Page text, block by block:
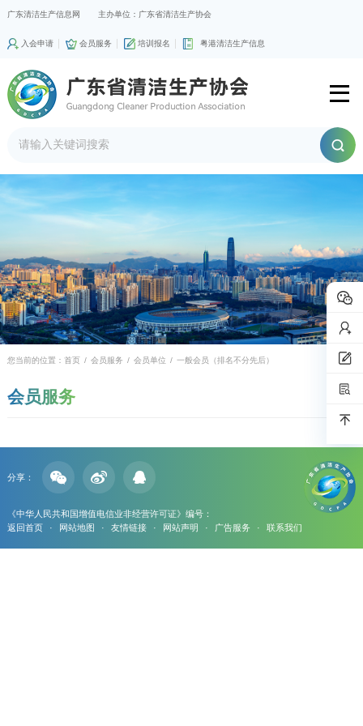
广东清洁生产信息网 主办单位：广东省清洁生产协会
入会申请 会员服务 培训报名 粤港清洁生产信息
您当前的位置： 首页 / 会员服务 / 会员单位 / 一般会员（排名不分先后）
会员服务
《中华人民共和国增值电信业非经营许可证》编号：
返回首页
· 网站地图 · 友情链接 · 网站声明 · 广告服务 · 联系我们
分享：